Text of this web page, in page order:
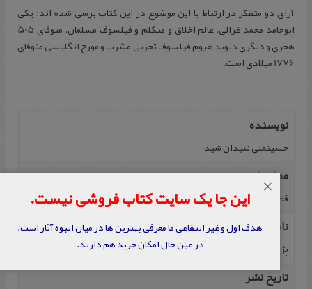
آرای دو متفکر در ارتباط با این موضوع در این کتاب برسی شده اند: یکی
ابوحامد محمد غزالی، عالم اخلاق و متکلم و فیلسوف مسلمان، متوفای 505
هجری و دیگری دیوید هیوم فیلسوف تجربی مشرب و مورخ انگلیسی متوفای
1776 میلادی است.
نویسنده
حسینعلی شیدان شید
محل نشر
قم
ناشر
پژوهشگاه حوزه و دانشگاه
تاریخ نشر
این جا یک سایت کتاب فروشی نیست.
هدف اول و غیر انتفاعی ما معرفی بهترین ها در میان انبوه آثار است.
در عین حال امکان خرید هم دارید.
×